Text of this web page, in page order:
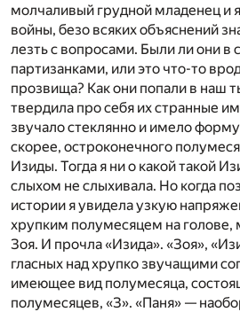
молчаливый грудной младенец и
войны, безо всяких объяснений
лезть с вопросами. Были ли они в
партизанками, или это что-то
прозвища? Как они попали в наш
твердила про себя их странные
звучало стеклянно и имело
скорее, остроконечного
Изиды. Тогда я ни о какой такой
слыхом не слыхивала. Но когда
истории я увидела узкую
хрупким полумесяцем на голове,
Зоя. И прочла «Изида». «Зоя»,
гласных над хрупко звучащими
имеющее вид полумесяца,
полумесяцев, «З». «Паня» —